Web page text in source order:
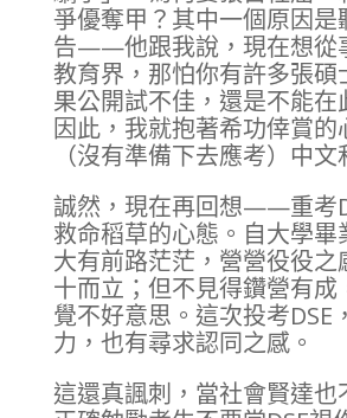
爭優奪甲？其中一個原因是
告——他跟我說，現在想從
教育界，那怕你有許多張碩
果公開試不佳，還是不能
因此，我就抱著希功倖賞的
（沒有準備下去應考）中文
誠然，現在再回想——重考
救命稻草的心態。自大學畢
大有前路茫茫，營營役役之
十而立；但不見得鑽營有成
覺不好意思。這次投考DSE
力，也有尋求認同之感。
這還真諷刺，當社會賢達也